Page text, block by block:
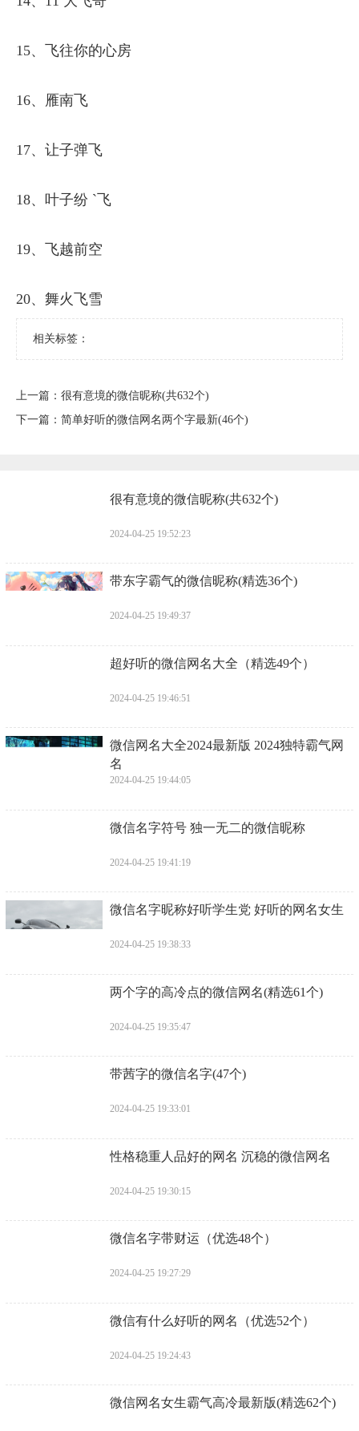
15、飞往你的心房
16、雁南飞
17、让子弹飞
18、叶子纷 `飞
19、飞越前空
20、舞火飞雪
相关标签：
上一篇： ​很有意境的微信昵称(共632个)
下一篇： ​简单好听的微信网名两个字最新(46个)
​很有意境的微信昵称(共632个)
2024-04-25 19:52:23
​带东字霸气的微信昵称(精选36个)
2024-04-25 19:49:37
​超好听的微信网名大全（精选49个）
2024-04-25 19:46:51
​微信网名大全2024最新版 2024独特霸气网
名
2024-04-25 19:44:05
​微信名字符号 独一无二的微信昵称
2024-04-25 19:41:19
​微信名字昵称好听学生党 好听的网名女生
2024-04-25 19:38:33
​两个字的高冷点的微信网名(精选61个)
2024-04-25 19:35:47
​带茜字的微信名字(47个)
2024-04-25 19:33:01
​性格稳重人品好的网名 沉稳的微信网名
2024-04-25 19:30:15
​微信名字带财运（优选48个）
2024-04-25 19:27:29
​微信有什么好听的网名（优选52个）
2024-04-25 19:24:43
​微信网名女生霸气高冷最新版(精选62个)